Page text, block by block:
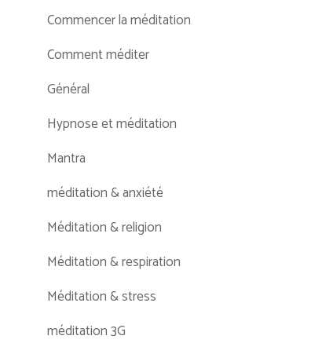
Commencer la méditation
Comment méditer
Général
Hypnose et méditation
Mantra
méditation & anxiété
Méditation & religion
Méditation & respiration
Méditation & stress
méditation 3G